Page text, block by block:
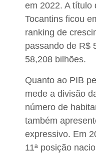
em 2022. A título
Tocantins ficou
ranking de
passando de R$
58,208 bilhões.
Quanto ao PIB
mede a divisão
número de
também
expressivo. Em
11ª posição